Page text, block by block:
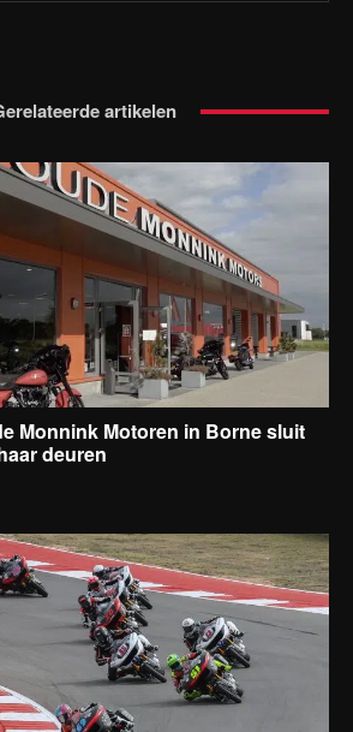
artikelen
Monnink Motoren in Borne sluit
deuren